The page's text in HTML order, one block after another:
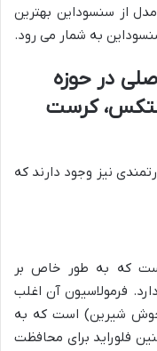
از سنسوداین بهترین
به شمار می رود.
در حوزه
کرست
نیز وجود دارند که
که به طور خاص بر
فرمولاسیون آن اغلب
(جوش شیرین) است که به
فلوراید برای محافظت